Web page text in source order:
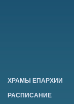
ХРАМЫ ЕПАРХИИ
РАСПИСАНИЕ